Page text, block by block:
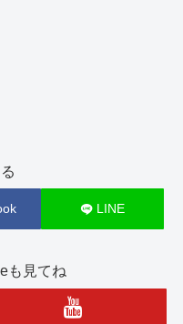
LINE
も見てね